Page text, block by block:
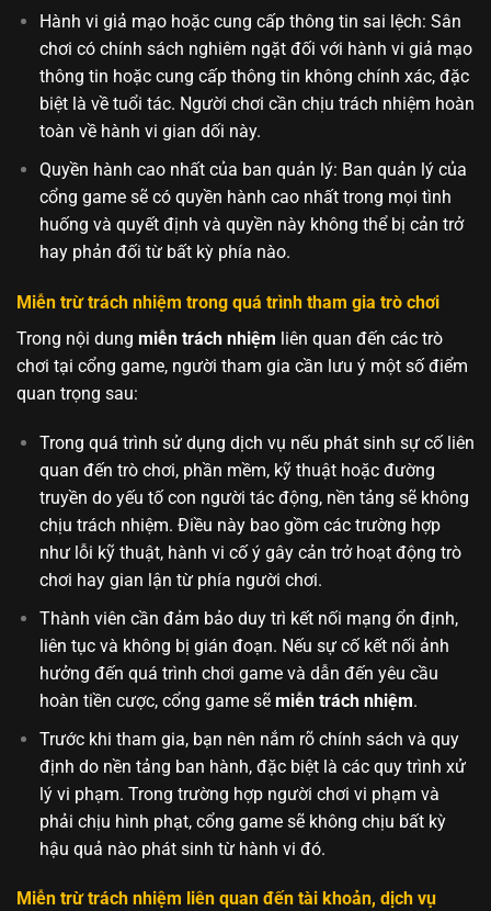
Hành vi giả mạo hoặc cung cấp thông tin sai lệch: Sân
chơi có chính sách nghiêm ngặt đối với hành vi giả mạo
thông tin hoặc cung cấp thông tin không chính xác, đặc
biệt là về tuổi tác. Người chơi cần chịu trách nhiệm hoàn
toàn về hành vi gian dối này.
Quyền hành cao nhất của ban quản lý: Ban quản lý của
cổng game sẽ có quyền hành cao nhất trong mọi tình
huống và quyết định và quyền này không thể bị cản trở
hay phản đối từ bất kỳ phía nào.
Miễn trừ trách nhiệm trong quá trình tham gia trò chơi
Trong nội dung miễn trách nhiệm liên quan đến các trò
chơi tại cổng game, người tham gia cần lưu ý một số điểm
quan trọng sau:
Trong quá trình sử dụng dịch vụ nếu phát sinh sự cố liên
quan đến trò chơi, phần mềm, kỹ thuật hoặc đường
truyền do yếu tố con người tác động, nền tảng sẽ không
chịu trách nhiệm. Điều này bao gồm các trường hợp
như lỗi kỹ thuật, hành vi cố ý gây cản trở hoạt động trò
chơi hay gian lận từ phía người chơi.
Thành viên cần đảm bảo duy trì kết nối mạng ổn định,
liên tục và không bị gián đoạn. Nếu sự cố kết nối ảnh
hưởng đến quá trình chơi game và dẫn đến yêu cầu
hoàn tiền cược, cổng game sẽ miễn trách nhiệm.
Trước khi tham gia, bạn nên nắm rõ chính sách và quy
định do nền tảng ban hành, đặc biệt là các quy trình xử
lý vi phạm. Trong trường hợp người chơi vi phạm và
phải chịu hình phạt, cổng game sẽ không chịu bất kỳ
hậu quả nào phát sinh từ hành vi đó.
Miễn trừ trách nhiệm liên quan đến tài khoản, dịch vụ